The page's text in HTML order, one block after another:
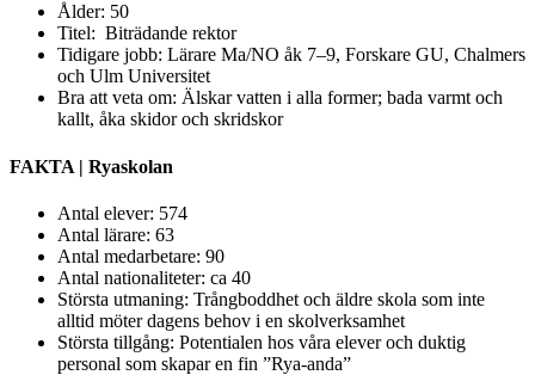
Ålder: 50
Titel: Biträdande rektor
Tidigare jobb: Lärare Ma/NO åk 7–9, Forskare GU, Chalmers
och Ulm Universitet
Bra att veta om: Älskar vatten i alla former; bada varmt och
kallt, åka skidor och skridskor
FAKTA | Ryaskolan
Antal elever: 574
Antal lärare: 63
Antal medarbetare: 90
Antal nationaliteter: ca 40
Största utmaning: Trångboddhet och äldre skola som inte
alltid möter dagens behov i en skolverksamhet
Största tillgång: Potentialen hos våra elever och duktig
personal som skapar en fin ”Rya-anda”